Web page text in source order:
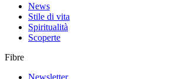
News
Stile di vita
Spiritualità
Scoperte
Fibre
Newsletter